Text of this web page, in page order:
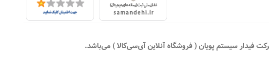
فیدار سیستم پویان ( فروشگاه آنلاین آی‌سی‌کالا ) می‌باشد.